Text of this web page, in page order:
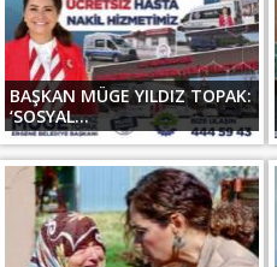
BAŞKAN MÜGE YILDIZ TOPAK:
‘SOSYAL...